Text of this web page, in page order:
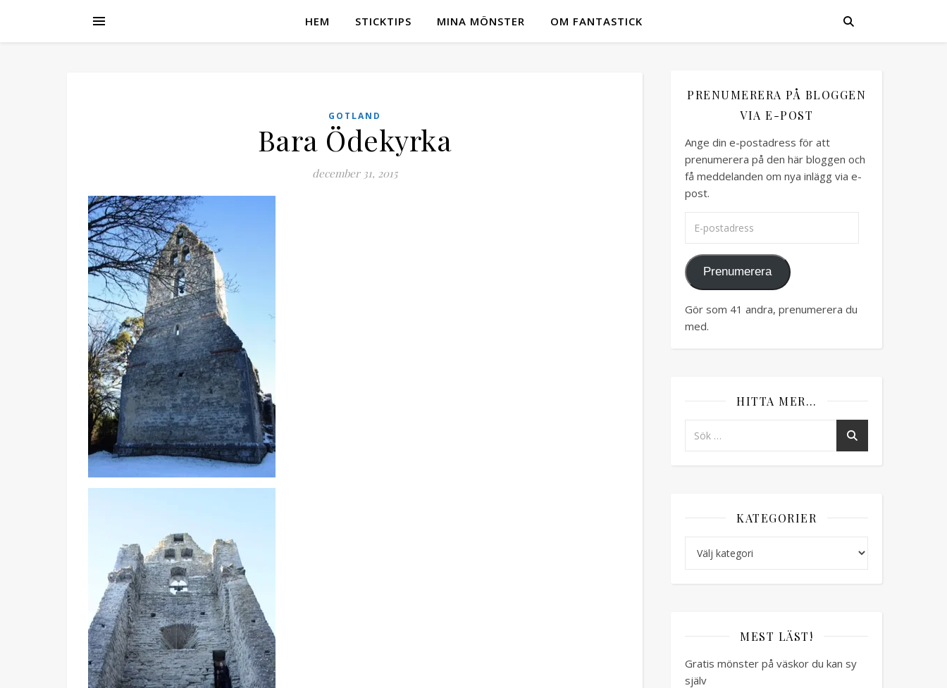
HEM STICKTIPS MINA MÖNSTER OM FANTASTICK
GOTLAND
Bara Ödekyrka
december 31, 2015
PRENUMERERA PÅ BLOGGEN
VIA E-POST
Ange din e-postadress för att
prenumerera på den här bloggen och
få meddelanden om nya inlägg via e-
post.
Prenumerera
Gör som 41 andra, prenumerera du
med.
HITTA MER…
KATEGORIER
MEST LÄST!
Gratis mönster på väskor du kan sy
själv